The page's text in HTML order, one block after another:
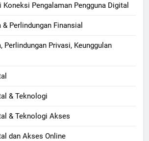
Koneksi Pengalaman Pengguna Digital
& Perlindungan Finansial
Perlindungan Privasi, Keunggulan
& Teknologi
& Teknologi Akses
dan Akses Online